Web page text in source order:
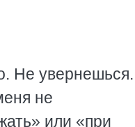
Не
не
или «при